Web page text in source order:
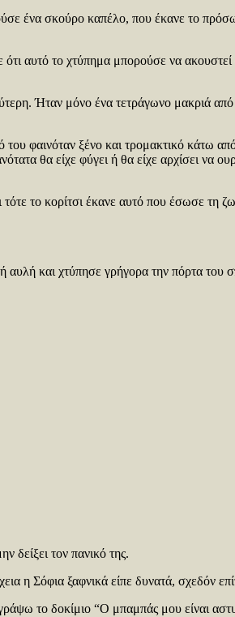
ένα σκούρο καπέλο, που έκανε το
αυτό το χτύπημα μπορούσε να
Ήταν μόνο ένα τετράγωνο μακριά από
φαινόταν ξένο και τρομακτικό κάτω
θα είχε φύγει ή θα είχε αρχίσει να
το κορίτσι έκανε αυτό που έσωσε τη
αυλή και χτύπησε γρήγορα την πόρτα του
δείξει τον πανικό της.
η Σόφια ξαφνικά είπε δυνατά, σχεδόν
το δοκίμιο “Ο μπαμπάς μου είναι